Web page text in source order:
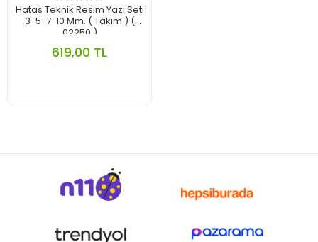
Hatas Teknik Resim Yazı Seti
3-5-7-10 Mm. ( Takım ) (
02250 )
619,00 TL